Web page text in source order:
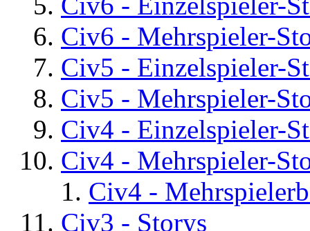
Civ6 - Mehrspieler-
Civ5 - Einzelspieler-
Civ5 - Mehrspieler-
Civ4 - Einzelspieler-
Civ4 - Mehrspieler-
Civ4 -
Civ3 - Storys